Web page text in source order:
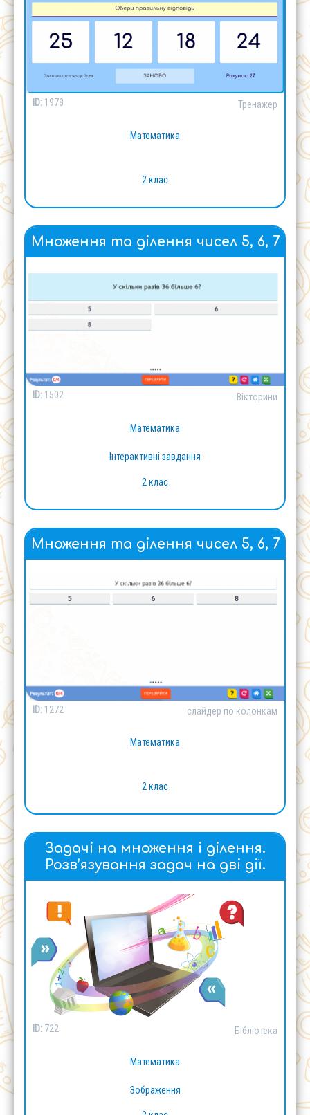
ID: 1978 Тренажер
Математика
2 клас
Множення та ділення чисел 5, 6, 7
ID: 1502 Вікторини
Математика
Інтерактивні завдання
2 клас
Множення та ділення чисел 5, 6, 7
ID: 1272 слайдер по колонкам
Математика
2 клас
Задачі на множення і ділення.
Розв’язування задач на дві дії.
ID: 722 Бібліотека
Математика
Зображення